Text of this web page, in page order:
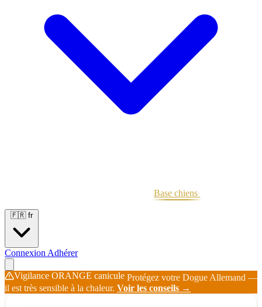
Base chiens
🇫🇷 fr
Connexion Adhérer
Vigilance ORANGE canicule Protégez votre Dogue Allemand —
il est très sensible à la chaleur. Voir les conseils →